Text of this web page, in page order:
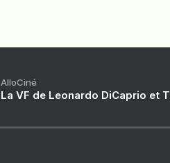
AlloCiné
La VF de Leonardo DiCaprio et